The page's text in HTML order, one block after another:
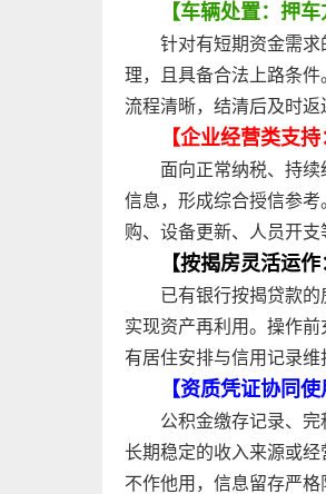
【车辆处置：押
针对有短期资金需
理，且具备合法上路条
流程清晰，结清后及时返
【企业经营类支
面向正常纳税、持
信息，形成综合授信参
购、设备更新、人员开支
【按揭房灵活运
已有银行按揭贷款
实现资产再利用。操作
有居住安排与信用记录维
【资质凭证协同
公积金缴存记录、
长期稳定的收入来源或
不作他用，信息留存严格